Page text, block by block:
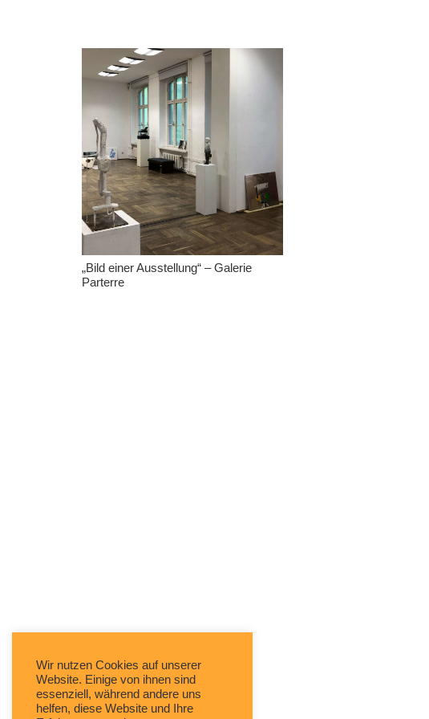
„Bild einer Ausstellung“ – Galerie
Parterre
Wir nutzen Cookies auf unserer
Website. Einige von ihnen sind
essenziell, während andere uns
helfen, diese Website und Ihre